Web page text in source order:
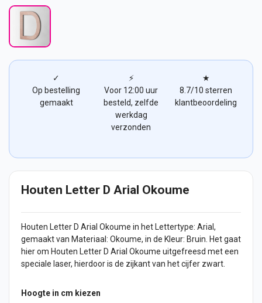
✓
Op bestelling
gemaakt
⚡
Voor 12:00 uur
besteld, zelfde
werkdag
verzonden
★
8.7/10 sterren
klantbeoordeling
Houten Letter D Arial Okoume
Houten Letter D Arial Okoume in het Lettertype: Arial,
gemaakt van Materiaal: Okoume, in de Kleur: Bruin. Het gaat
hier om Houten Letter D Arial Okoume uitgefreesd met een
speciale laser, hierdoor is de zijkant van hetcijfer zwart.
Hoogte in cm kiezen